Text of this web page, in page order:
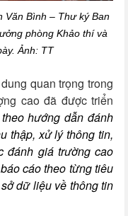
Văn Bình – Thư ký Ban
phòng Khảo thí và
Ảnh: TT
quan trọng trong
cao đã được triển
hướng dẫn đánh
thập, xử lý thông tin,
đánh giá trường cao
cáo theo từng tiêu
dữ liệu về thông tin